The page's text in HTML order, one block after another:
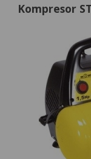
Kompresor